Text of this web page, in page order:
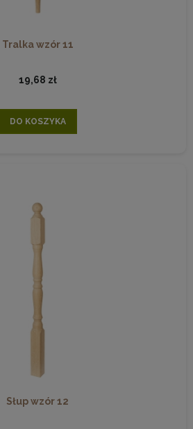
Tralka wzór 11
19,68 zł
DO KOSZYKA
Słup wzór 12